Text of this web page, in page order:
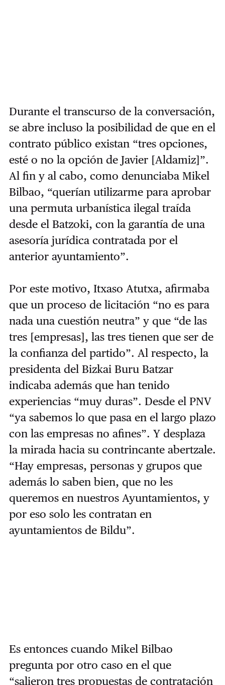
Durante el transcurso de la conversación,
se abre incluso la posibilidad de que en el
contrato público existan “tres opciones,
esté o no la opción de Javier [Aldamiz]”.
Al fin y al cabo, como denunciaba Mikel
Bilbao, “querían utilizarme para aprobar
una permuta urbanística ilegal traída
desde el Batzoki, con la garantía de una
asesoría jurídica contratada por el
anterior ayuntamiento”.
Por este motivo, Itxaso Atutxa, afirmaba
que un proceso de licitación “no es para
nada una cuestión neutra” y que “de las
tres [empresas], las tres tienen que ser de
la confianza del partido”. Al respecto, la
presidenta del Bizkai Buru Batzar
indicaba además que han tenido
experiencias “muy duras”. Desde el PNV
“ya sabemos lo que pasa en el largo plazo
con las empresas no afines”. Y desplaza
la mirada hacia su contrincante abertzale.
“Hay empresas, personas y grupos que
además lo saben bien, que no les
queremos en nuestros Ayuntamientos, y
por eso solo les contratan en
ayuntamientos de Bildu”.
Es entonces cuando Mikel Bilbao
pregunta por otro caso en el que
“salieron tres propuestas de contratación